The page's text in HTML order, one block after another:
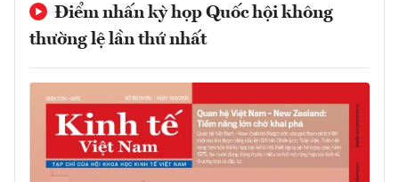
Điểm nhấn kỳ họp Quốc hội không
thường lệ lần thứ nhất